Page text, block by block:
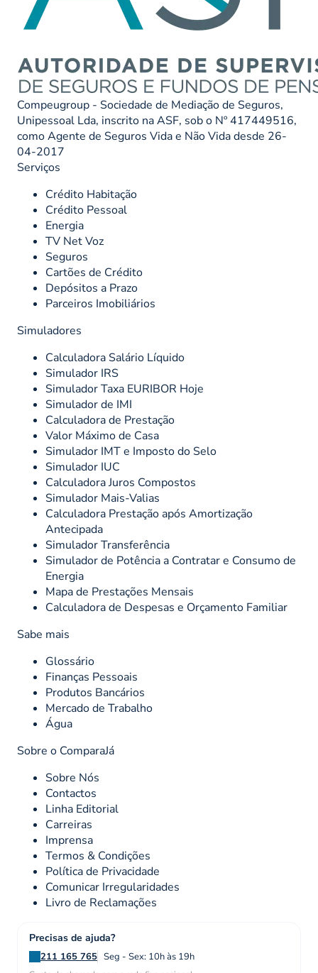
Compeugroup - Sociedade de Mediação de Seguros,
Unipessoal Lda, inscrito na ASF, sob o Nº 417449516,
como Agente de Seguros Vida e Não Vida desde 26-
04-2017
Serviços
Crédito Habitação
Crédito Pessoal
Energia
TV Net Voz
Seguros
Cartões de Crédito
Depósitos a Prazo
Parceiros Imobiliários
Simuladores
Calculadora Salário Líquido
Simulador IRS
Simulador Taxa EURIBOR Hoje
Simulador de IMI
Calculadora de Prestação
Valor Máximo de Casa
Simulador IMT e Imposto do Selo
Simulador IUC
Calculadora Juros Compostos
Simulador Mais-Valias
Calculadora Prestação após Amortização
Antecipada
Simulador Transferência
Simulador de Potência a Contratar e Consumo de
Energia
Mapa de Prestações Mensais
Calculadora de Despesas e Orçamento Familiar
Sabe mais
Glossário
Finanças Pessoais
Produtos Bancários
Mercado de Trabalho
Água
Sobre o ComparaJá
Sobre Nós
Contactos
Linha Editorial
Carreiras
Imprensa
Termos & Condições
Política de Privacidade
Comunicar Irregularidades
Livro de Reclamações
Precisas de ajuda?
211 165 765 Seg - Sex: 10h às 19h